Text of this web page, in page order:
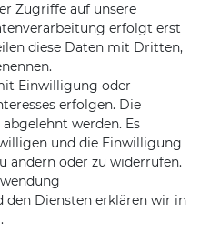
Zugriffe auf unsere
erfolgt erst
diese Daten mit Dritten,
Einwilligung oder
erfolgen. Die
werden. Es
und die Einwilligung
ändern oder zu widerrufen.
den Diensten erklären wir in
.